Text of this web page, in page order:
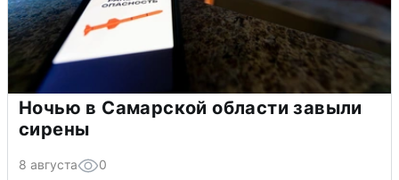
Ночью в Самарской области завыли
сирены
8 августа 0